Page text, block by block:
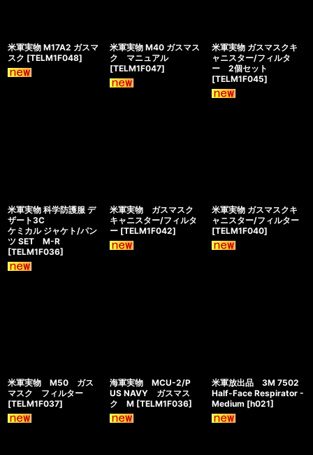
米軍実物 M17A2 ガスマ
スク [TELM1F048]
米軍実物 M40 ガスマス
ク マニュアル
[TELM1F047]
米軍実物 ガスマスクキ
ャニスター/フィルタ
ー 2個セット
[TELM1F045]
米軍実物 科学防護服 デ
ザート3C
ケミカル ジャケト/パン
ツ SET M-R
[TELM1F036]
米軍実物 ガスマスク
キャニスター/フィルタ
ー [TELM1F042]
米軍実物 ガスマスクキ
ャニスター/フィルター
[TELM1F040]
米軍実物 M50 ガス
マスク フィルター
[TELM1F037]
海軍実物 MCU-2/P
US NAVY ガスマス
ク M [TELM1F036]
米軍放出品 3M 7502
Half-Face Respirator -
Medium [h021]